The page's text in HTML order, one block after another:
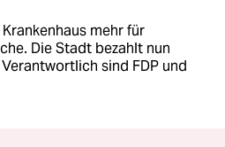
mehr für
Die Stadt bezahlt nun
sind FDP und